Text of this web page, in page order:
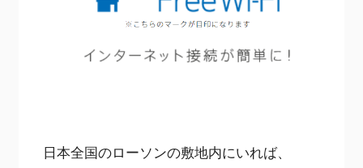
日本全国のローソンの敷地内にいれば、